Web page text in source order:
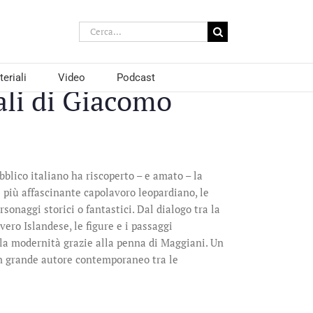
Cerca
per:
Video Podcast
di Giacomo
italiano ha riscoperto – e amato – la
affascinante capolavoro leopardiano, le
storici o fantastici. Dal dialogo tra la
Islandese, le figure e i passaggi
modernità grazie alla penna di Maggiani. Un
autore contemporaneo tra le